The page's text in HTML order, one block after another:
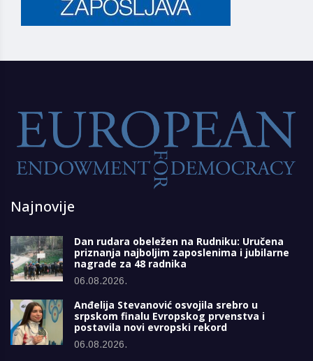
Najnovije
Dan rudara obeležen na Rudniku: Uručena
priznanja najboljim zaposlenima i jubilarne
nagrade za 48 radnika
06.08.2026.
Anđelija Stevanović osvojila srebro u
srpskom finalu Evropskog prvenstva i
postavila novi evropski rekord
06.08.2026.